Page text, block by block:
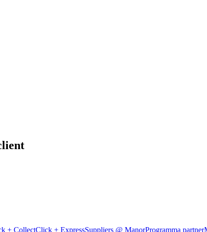
+ CollectClick + ExpressSuppliers @ ManorProgramma partner